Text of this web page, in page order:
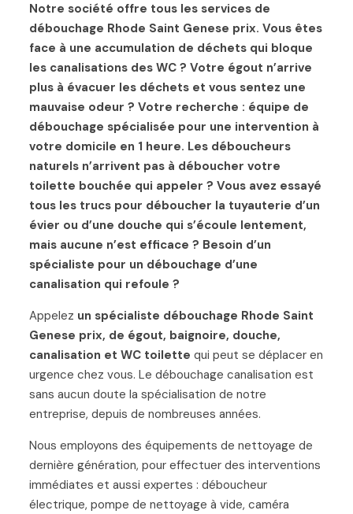
Notre société offre tous les services de
débouchage Rhode Saint Genese prix. Vous êtes
face à une accumulation de déchets qui bloque
les canalisations des WC ? Votre égout n’arrive
plus à évacuer les déchets et vous sentez une
mauvaise odeur ? Votre recherche : équipe de
débouchage spécialisée pour une intervention à
votre domicile en 1 heure. Les déboucheurs
naturels n’arrivent pas à déboucher votre
toilette bouchée qui appeler ? Vous avez essayé
tous les trucs pour déboucher la tuyauterie d’un
évier ou d’une douche qui s’écoule lentement,
mais aucune n’est efficace ? Besoin d’un
spécialiste pour un débouchage d’une
canalisation qui refoule ?
Appelez un spécialiste débouchage Rhode Saint
Genese prix, de égout, baignoire, douche,
canalisation et WC toilette qui peut se déplacer en
urgence chez vous. Le débouchage canalisation est
sans aucun doute la spécialisation de notre
entreprise, depuis de nombreuses années.
Nous employons des équipements de nettoyage de
dernière génération, pour effectuer des interventions
immédiates et aussi expertes : déboucheur
électrique, pompe de nettoyage à vide, caméra